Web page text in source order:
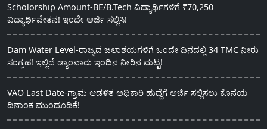
Scholorship Amount-BE/B.Tech ವಿದ್ಯಾರ್ಥಿಗಳಿಗೆ ₹70,250
ವಿದ್ಯಾರ್ಥಿವೇತನ! ಇಂದೇ ಅರ್ಜಿ ಸಲ್ಲಿಸಿ!
Dam Water Level-ರಾಜ್ಯದ ಜಲಾಶಯಗಳಿಗೆ ಒಂದೇ ದಿನದಲ್ಲಿ 34 TMC ನೀರು
ಸಂಗ್ರಹ! ಇಲ್ಲಿದೆ ಡ್ಯಾಂವಾರು ಇಂದಿನ ನೀರಿನ ಮಟ್ಟ!
VAO Last Date-ಗ್ರಾಮ ಆಡಳಿತ ಅಧಿಕಾರಿ ಹುದ್ದೆಗೆ ಅರ್ಜಿ ಸಲ್ಲಿಸಲು ಕೊನೆಯ
ದಿನಾಂಕ ಮುಂದೂಡಿಕೆ!